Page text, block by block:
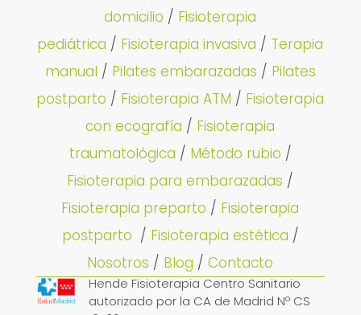
domicilio / Fisioterapia
pediátrica / Fisioterapia invasiva / Terapia
manual / Pilates embarazadas / Pilates
postparto / Fisioterapia ATM / Fisioterapia
con ecografía / Fisioterapia
traumatológica / Método rubio /
Fisioterapia para embarazadas /
Fisioterapia preparto / Fisioterapia
postparto / Fisioterapia estética /
Nosotros / Blog /Contacto
Hende Fisioterapia Centro Sanitario
autorizado por la CA de Madrid Nº CS